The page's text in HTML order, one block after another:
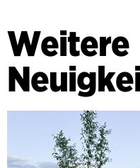
Weitere